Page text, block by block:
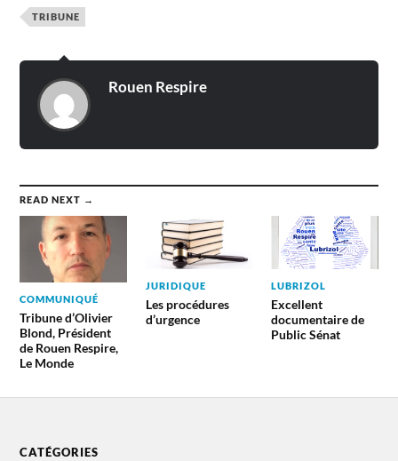
TRIBUNE
Rouen Respire
READ NEXT →
COMMUNIQUÉ
Tribune d’Olivier
Blond, Président
de Rouen Respire,
Le Monde
JURIDIQUE
Les procédures
d’urgence
LUBRIZOL
Excellent
documentaire de
Public Sénat
CATÉGORIES